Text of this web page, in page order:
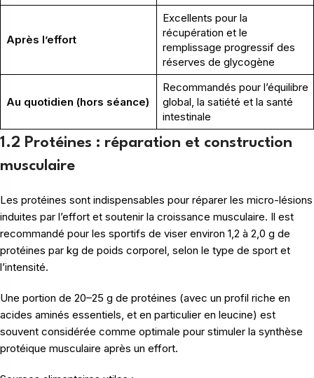
Après l’effort
Excellents pour la
récupération et le
remplissage progressif des
réserves de glycogène
Au quotidien (hors séance)
Recommandés pour l’équilibre
global, la satiété et la santé
intestinale
1.2 Protéines : réparation et construction
musculaire
Les protéines sont indispensables pour réparer les micro-lésions
induites par l’effort et soutenir la croissance musculaire. Il est
recommandé pour les sportifs de viser environ 1,2 à 2,0 g de
protéines par kg de poids corporel, selon le type de sport et
l’intensité.
Une portion de 20–25 g de protéines (avec un profil riche en
acides aminés essentiels, et en particulier en leucine) est
souvent considérée comme optimale pour stimuler la synthèse
protéique musculaire après un effort.